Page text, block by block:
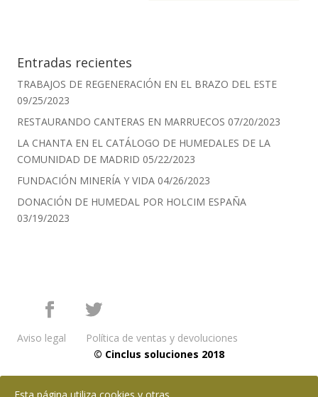
Entradas recientes
TRABAJOS DE REGENERACIÓN EN EL BRAZO DEL ESTE
09/25/2023
RESTAURANDO CANTERAS EN MARRUECOS 07/20/2023
LA CHANTA EN EL CATÁLOGO DE HUMEDALES DE LA
COMUNIDAD DE MADRID 05/22/2023
FUNDACIÓN MINERÍA Y VIDA 04/26/2023
DONACIÓN DE HUMEDAL POR HOLCIM ESPAÑA
03/19/2023
Aviso legal
Política de ventas y devoluciones
© Cinclus soluciones 2018